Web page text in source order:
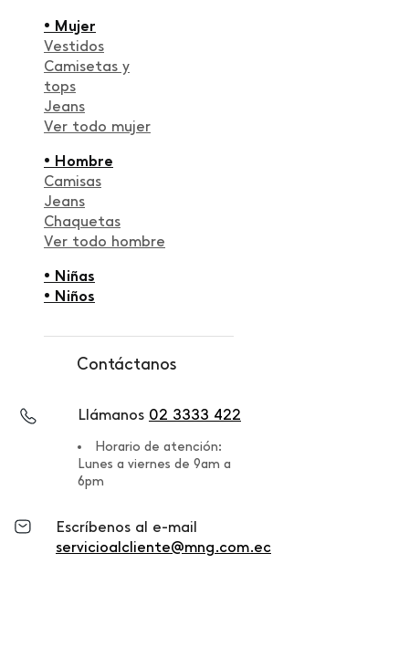
• Mujer
Vestidos
Camisetas y
tops
Jeans
Ver todo mujer
• Hombre
Camisas
Jeans
Chaquetas
Ver todo hombre
• Niñas
• Niños
Contáctanos
Llámanos 02 3333 422
Horario de atención:
Lunes a viernes de 9am a
6pm
Escríbenos al e-mail
servicioalcliente@mng.com.ec